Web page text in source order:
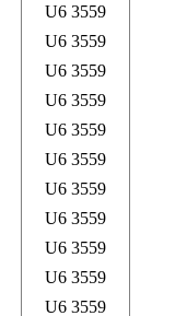
U6 3559
U6 3559
U6 3559
U6 3559
U6 3559
U6 3559
U6 3559
U6 3559
U6 3559
U6 3559
U6 3559